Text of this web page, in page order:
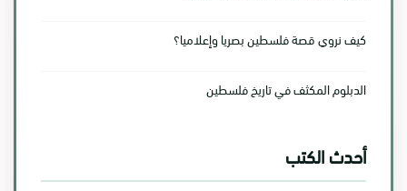
كيف نروي قصة فلسطين بصريا وإعلاميا؟
الدبلوم المكثف في تاريخ فلسطين
أحدث الكتب